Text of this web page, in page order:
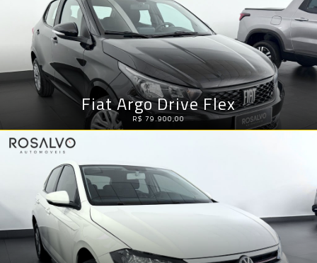
Fiat Argo Drive Flex
R$ 79.900,00